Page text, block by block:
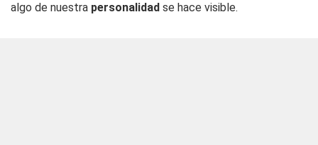
algo de nuestra personalidad se hace visible.